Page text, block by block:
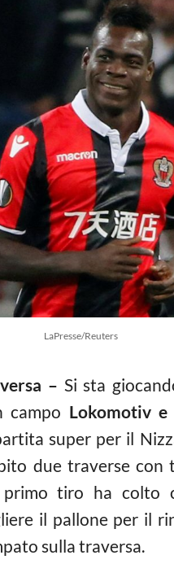
LaPresse/Reuters
– Si sta
campo Lokomotiv e
super per il
due traverse
tiro ha colto
il pallone per il
sulla traversa.